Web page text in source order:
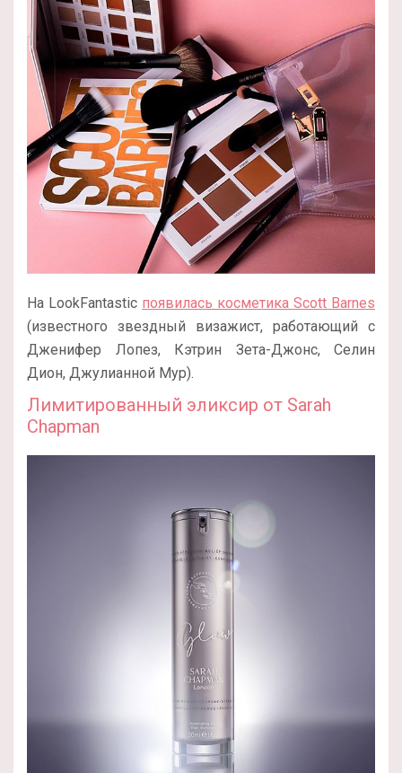
На LookFantastic появилась косметика Scott Barnes
(известного звездный визажист, работающий с
Дженифер Лопез, Кэтрин Зета-Джонс, Селин
Дион, Джулианной Мур).
Лимитированный эликсир от Sarah
Chapman